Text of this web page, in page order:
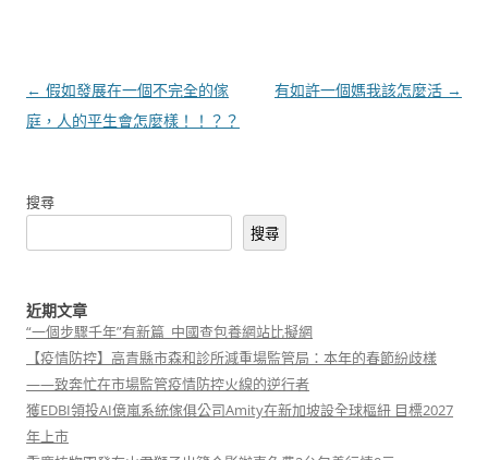
文
章
← 假如發展在一個不完全的傢
庭，人的平生會怎麼樣！！？？
有如許一個媽我該怎麼活 →
搜尋
搜尋
近期文章
“一個步驟千年”有新篇_中國查包養網站比擬網
【疫情防控】高青縣市森和診所減重場監管局：本年的春節紛歧樣
——致奔忙在市場監管疫情防控火線的逆行者
獲EDBI領投AI億嵐系統傢俱公司Amity在新加坡設全球樞紐 目標2027
年上市